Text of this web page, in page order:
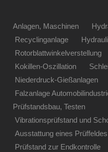
Anlagen, Maschinen
Recyclinganlage
Rotorblattwinkelverstellung
Kokillen-Oszillation
Niederdruck-Gießanlagen
Falzanlage
Prüfstandsbau, Testen
Vibrationsprüfstand und
Ausstattung eines Prüffeldes
Prüfstand zur Endkontrolle